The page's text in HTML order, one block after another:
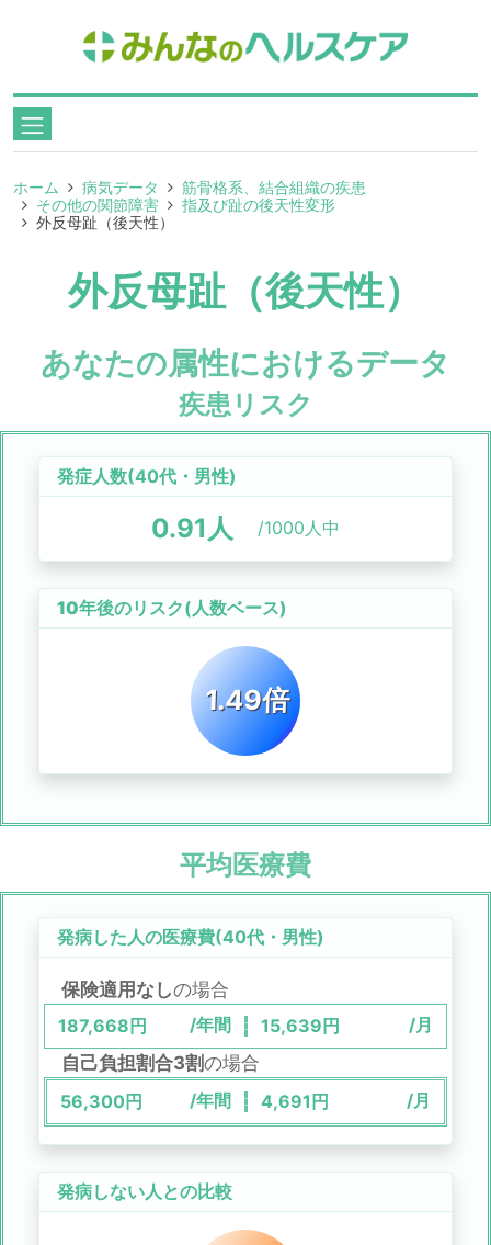
ホーム 病気データ
筋骨格系、結合組織の疾患
その他の関節障害
指及び趾の後天性変形
外反母趾（後天性）
外反母趾（後天性）
あなたの属性におけるデータ
疾患リスク
発症人数(40代 ・ 男性)
0.91 人 /1000人中
10年後のリスク(人数ベース)
1.49倍
平均医療費
発病した人の医療費(40代 ・ 男性)
保険適用なしの場合
187,668円 /年間 15,639円
/月
自己負担割合3割の場合
56,300円 /年間 4,691円 /月
発病しない人との比較